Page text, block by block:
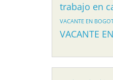
proceso de seleccion
trabajo en
VACANTE EN
VACANTE